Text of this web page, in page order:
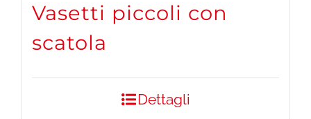
Vasetti piccoli con
scatola
Dettagli